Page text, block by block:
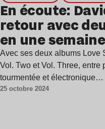
En écoute:
retour avec
en une semaine
Avec ses deux albums Love
Vol. Two et Vol. Three, entre
tourmentée et électronique…
25 octobre 2024